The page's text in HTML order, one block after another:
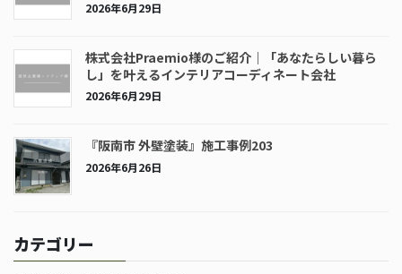
2026年6月29日
株式会社Praemio様のご紹介｜「あなたらしい暮ら
し」を叶えるインテリアコーディネート会社
2026年6月29日
『阪南市 外壁塗装』施工事例203
2026年6月26日
カテゴリー